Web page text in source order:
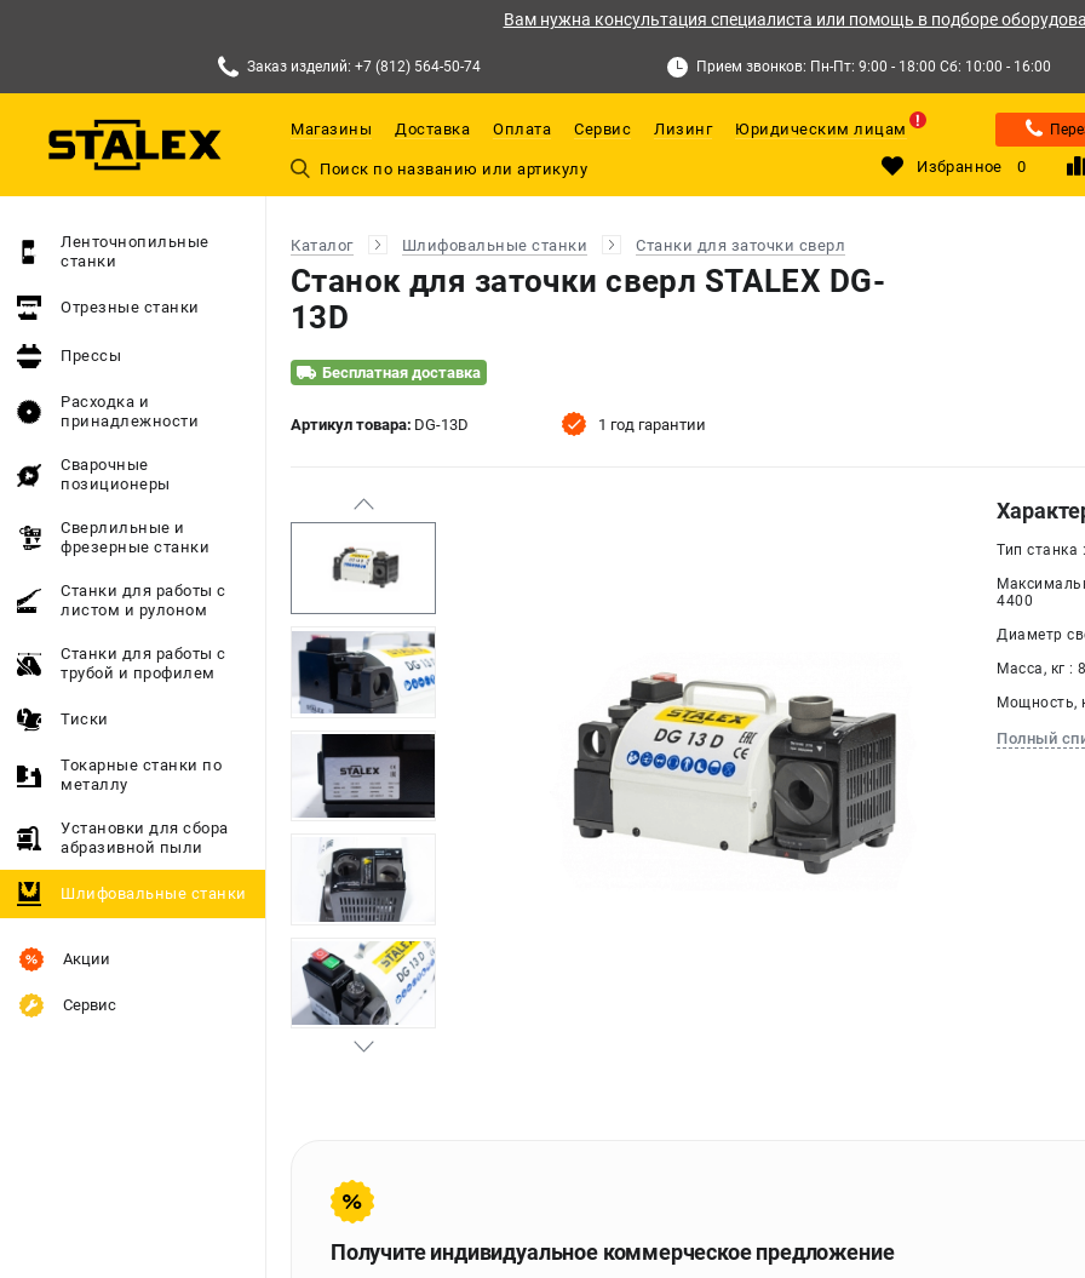
Вам нужна консультация специалиста или помощь в подборе
Заказ изделий: +7 (812) 564-50-74 Прием звонков: Пн-Пт: 9:00 - 18:00 Сб: 10:00 - 16:00
Магазины Доставка Оплата Сервис Лизинг Юридическим лицам
Избранное 0
Ленточнопильные
станки
Отрезные станки
Прессы
Расходка и
принадлежности
Сварочные
позиционеры
Сверлильные и
фрезерные станки
Станки для работы с
листом и рулоном
Станки для работы с
трубой и профилем
Тиски
Токарные станки по
металлу
Установки для сбора
абразивной пыли
Шлифовальные станки
Акции
Сервис
Каталог Шлифовальные станки Станки для заточки сверл
Станок для заточки сверл STALEX DG-
13D
Бесплатная доставка
Артикул товара: DG-13D 1 год гарантии
Тип станка
4400
Диаметр
Масса, кг : 8
Мощность,
Полный
Получите индивидуальное коммерческое предложение